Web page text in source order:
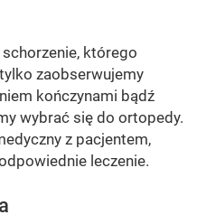
którego
zaobserwujemy
kończynami bądź
wybrać się do ortopedy.
z pacjentem,
leczenie.